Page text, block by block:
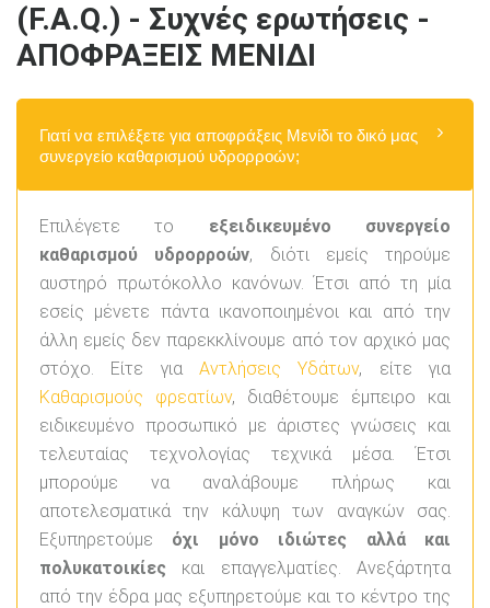
(F.A.Q.) - Συχνές ερωτήσεις -
ΑΠΟΦΡΑΞΕΙΣ ΜΕΝΙΔΙ
Γιατί να επιλέξετε για αποφράξεις Μενίδι το δικό μας
συνεργείο καθαρισμού υδρορροών;
Επιλέγετε το εξειδικευμένο συνεργείο
καθαρισμού υδρορροών, διότι εμείς τηρούμε
αυστηρό πρωτόκολλο κανόνων. Έτσι από τη μία
εσείς μένετε πάντα ικανοποιημένοι και από την
άλλη εμείς δεν παρεκκλίνουμε από τον αρχικό μας
στόχο. Είτε για Αντλήσεις Υδάτων, είτε για
Καθαρισμούς φρεατίων, διαθέτουμε έμπειρο και
ειδικευμένο προσωπικό με άριστες γνώσεις και
τελευταίας τεχνολογίας τεχνικά μέσα. Έτσι
μπορούμε να αναλάβουμε πλήρως και
αποτελεσματικά την κάλυψη των αναγκών σας.
Εξυπηρετούμε όχι μόνο ιδιώτες αλλά και
πολυκατοικίες και επαγγελματίες. Ανεξάρτητα
από την έδρα μας εξυπηρετούμε και το κέντρο της